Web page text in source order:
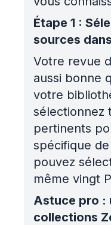
Étape 1 :
sources
Votre revue
aussi bonne
votre
sélectionnez
pertinents
spécifique
pouvez
même vingt
Astuce pro :
collections